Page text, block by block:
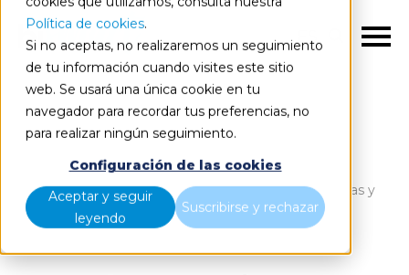
Política de cookies.
Si no aceptas, no realizaremos un seguimiento
de tu información cuando visites este sitio
web. Se usará una única cookie en tu
navegador para recordar tus preferencias, no
para realizar ningún seguimiento.
Configuración de las cookies
Aceptar y seguir
leyendo
Suscribirse y rechazar
ES
¿Qué necesito para usar Power BI? Tipos de licencias y
servicios